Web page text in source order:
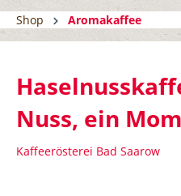
Shop Aromakaffee
Nuss, ein
Kaffeerösterei Bad Saarow